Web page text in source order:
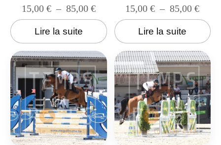
15,00 € – 85,00 €
Lire la suite
15,00€ – 85,00€
Lire la suite